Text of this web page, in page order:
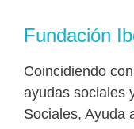
Fundación
Coincidiendo
ayudas sociales
Sociales, Ayuda